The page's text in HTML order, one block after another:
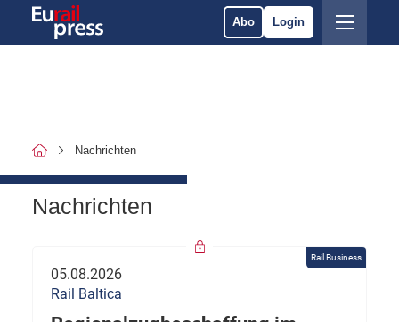
Abo Login
Nachrichten
Nachrichten
Rail Business
05.08.2026
Rail Baltica